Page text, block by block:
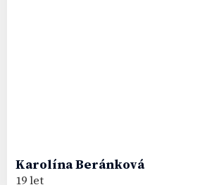
KarolínaBeránková
19 let